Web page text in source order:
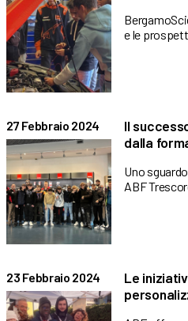
e le
27 Febbraio 2024
Il
dalla
Uno
ABF
23 Febbraio 2024
Le